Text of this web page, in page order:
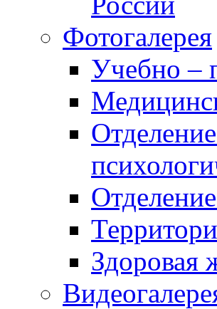
Фотогалерея
Учебно –
Здоровая